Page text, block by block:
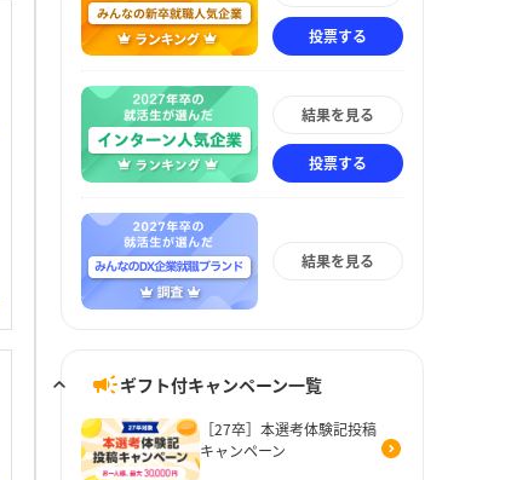
投票する
結果を見る
投票する
結果を見る
ギフト付キャンペーン一覧
［27卒］本選考体験記投稿
キャンペーン